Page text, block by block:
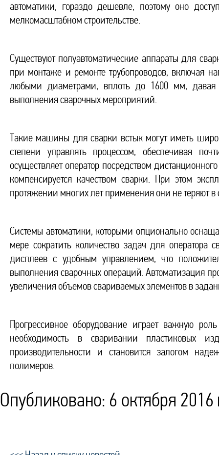
автоматики, гораздо дешевле, поэтому оно
мелкомасштабном строительстве.
Существуют полуавтоматические аппараты для
при монтаже и ремонте трубопроводов, включая
любыми диаметрами, вплоть до 1600 мм, давая
выполнения сварочных мероприятий.
Такие машины для сварки встык могут иметь
степени управлять процессом, обеспечивая
осуществляет оператор посредством
компенсируется качеством сварки. При этом
протяжении многих лет применения они не теряют в
Системы автоматики, которыми опционально
мере сократить количество задач для
дисплеев с удобным управлением, что
выполнения сварочных операций. Автоматизация
увеличения объемов свариваемых элементов в
Прогрессивное оборудование играет важную
необходимость в сваривании пластиковых
производительности и становится залогом
полимеров.
Опубликовано: 6 октября 2016